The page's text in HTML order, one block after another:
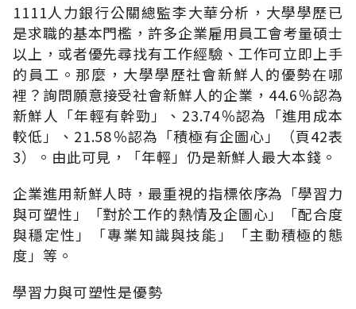
1111人力銀行公關總監李大華分析，大學學歷已
是求職的基本門檻，許多企業雇用員工會考量碩士
以上，或者優先尋找有工作經驗、工作可立即上手
的員工。那麼，大學學歷社會新鮮人的優勢在哪
裡？詢問願意接受社會新鮮人的企業，44.6％認為
新鮮人「年輕有幹勁」、23.74％認為「進用成本
較低」、21.58％認為「積極有企圖心」（頁42表
3）。由此可見，「年輕」仍是新鮮人最大本錢。
企業進用新鮮人時，最重視的指標依序為「學習力
與可塑性」「對於工作的熱情及企圖心」「配合度
與穩定性」「專業知識與技能」「主動積極的態
度」等。
學習力與可塑性是優勢